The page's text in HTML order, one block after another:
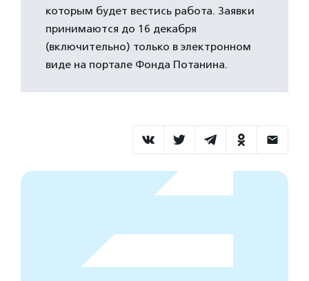
которым будет вестись работа. Заявки
принимаются до 16 декабря
(включительно) только в электронном
виде на портале Фонда Потанина.